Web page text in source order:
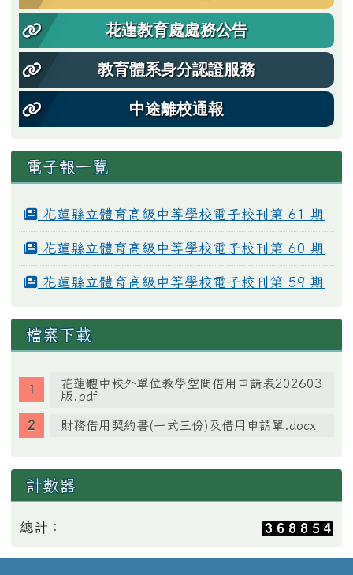
花蓮教育處處務公告
教育體系身分認證服務
中途離校通報
電子報一覽
花蓮縣立體育高級中等學校電子校刊第 61 期
花蓮縣立體育高級中等學校電子校刊第 60 期
花蓮縣立體育高級中等學校電子校刊第 59 期
檔案下載
花蓮體中校外單位教學空間借用申請表202603
版.pdf
財務借用契約書(一式三份)及借用申請單.docx
計數器
總計：